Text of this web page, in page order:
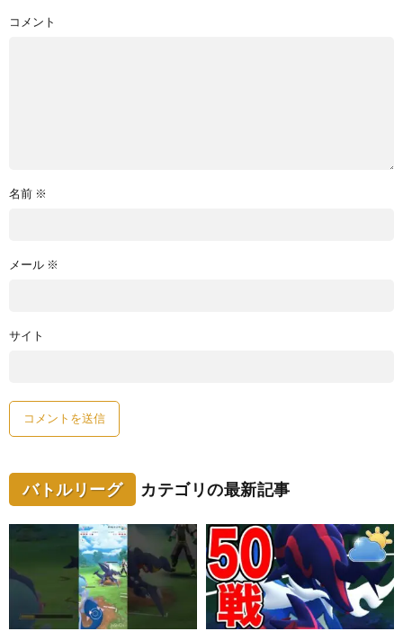
コメント
名前 ※
メール ※
サイト
バトルリーグ カテゴリの最新記事